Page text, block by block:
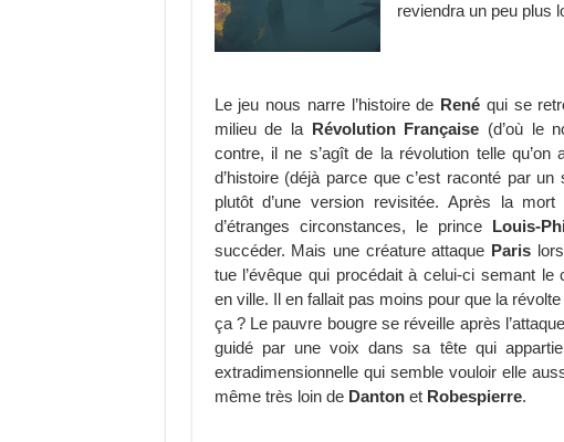
reviendra un peu plus
Le jeu nous narre l’histoire de René qui se
milieu de la Révolution Française (d’où le
contre, il ne s’agît de la révolution telle
d’histoire (déjà parce que c’est raconté par
plutôt d’une version revisitée. Après la mort
d’étranges circonstances, le prince Louis-
succéder. Mais une créature attaque Paris
tue l’évêque qui procédait à celui-ci semant le
en ville. Il en fallait pas moins pour que la
ça ? Le pauvre bougre se réveille après
guidé par une voix dans sa tête qui
extradimensionnelle qui semble vouloir elle
même très loin de Danton et Robespierre.